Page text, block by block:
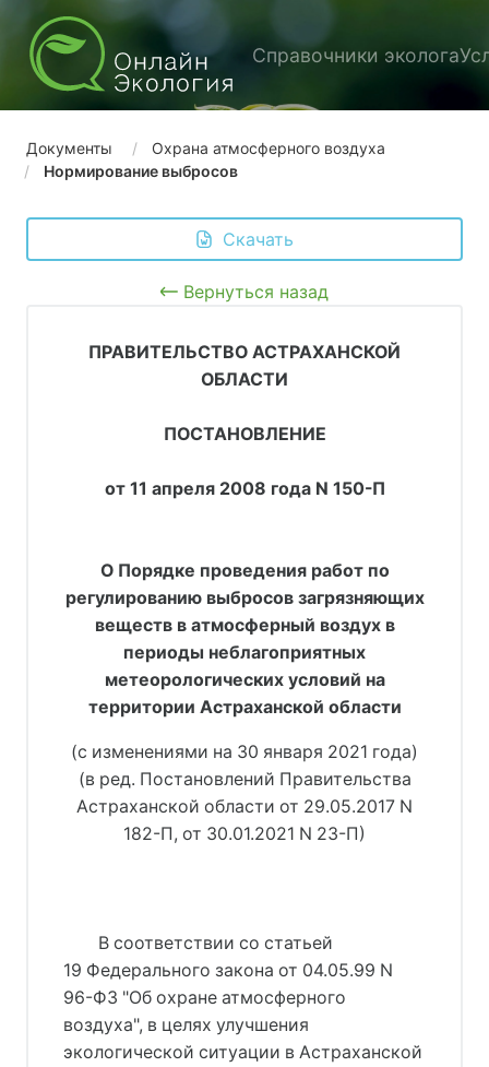
Справочники эколога
Документы
Охрана атмосферного воздуха
Нормирование выбросов
Скачать
Вернуться назад
ПРАВИТЕЛЬСТВО АСТРАХАНСКОЙ
ОБЛАСТИ
ПОСТАНОВЛЕНИЕ
от 11 апреля 2008 года N 150-П
О Порядке проведения работ по
регулированию выбросов загрязняющих
веществ в атмосферный воздух в
периоды неблагоприятных
метеорологических условий на
территории Астраханской области
(с изменениями на 30 января 2021 года)
(в ред. Постановлений Правительства
Астраханской области от 29.05.2017 N
182-П, от 30.01.2021 N 23-П)
В соответствии со статьей
19 Федерального закона от 04.05.99 N
96-ФЗ "Об охране атмосферного
воздуха", в целях улучшения
экологической ситуации в Астраханской